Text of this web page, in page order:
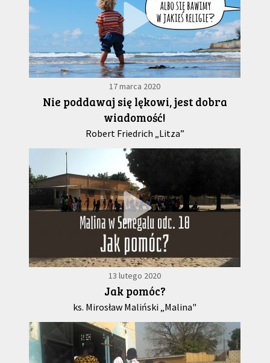
17 marca 2020
Nie poddawaj się lękowi, jest dobra
wiadomość!
Robert Friedrich „Litza”
13 lutego 2020
Jak pomóc?
ks. Mirosław Maliński „Malina"